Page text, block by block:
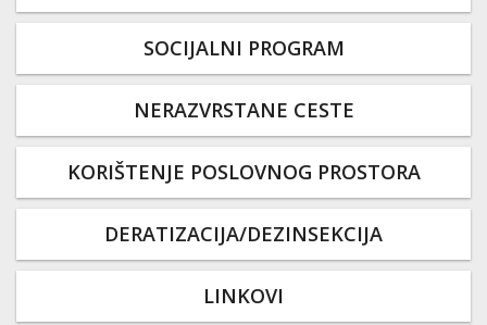
SOCIJALNI PROGRAM
NERAZVRSTANE CESTE
KORIŠTENJE POSLOVNOG PROSTORA
DERATIZACIJA/DEZINSEKCIJA
LINKOVI